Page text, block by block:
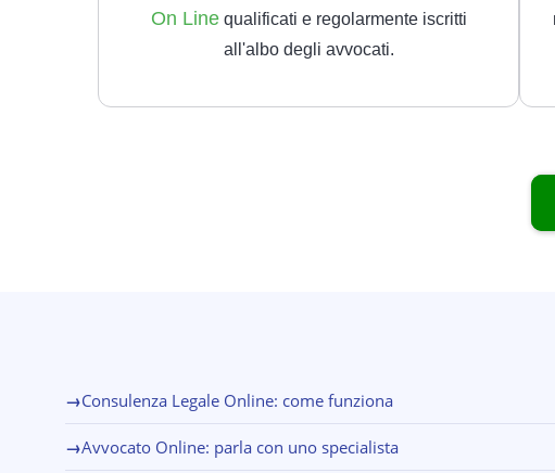
On Line qualificati e regolarmente iscritti
all'albo degli avvocati.
→Consulenza Legale Online: come funziona
→Avvocato Online: parla con uno specialista